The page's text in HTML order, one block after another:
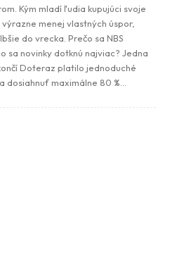
Kým mladí ľudia kupujúci svoje
menej vlastných úspor,
Prečo sa NBS
dotknú najviac? Jedna
maximálne 80 %...